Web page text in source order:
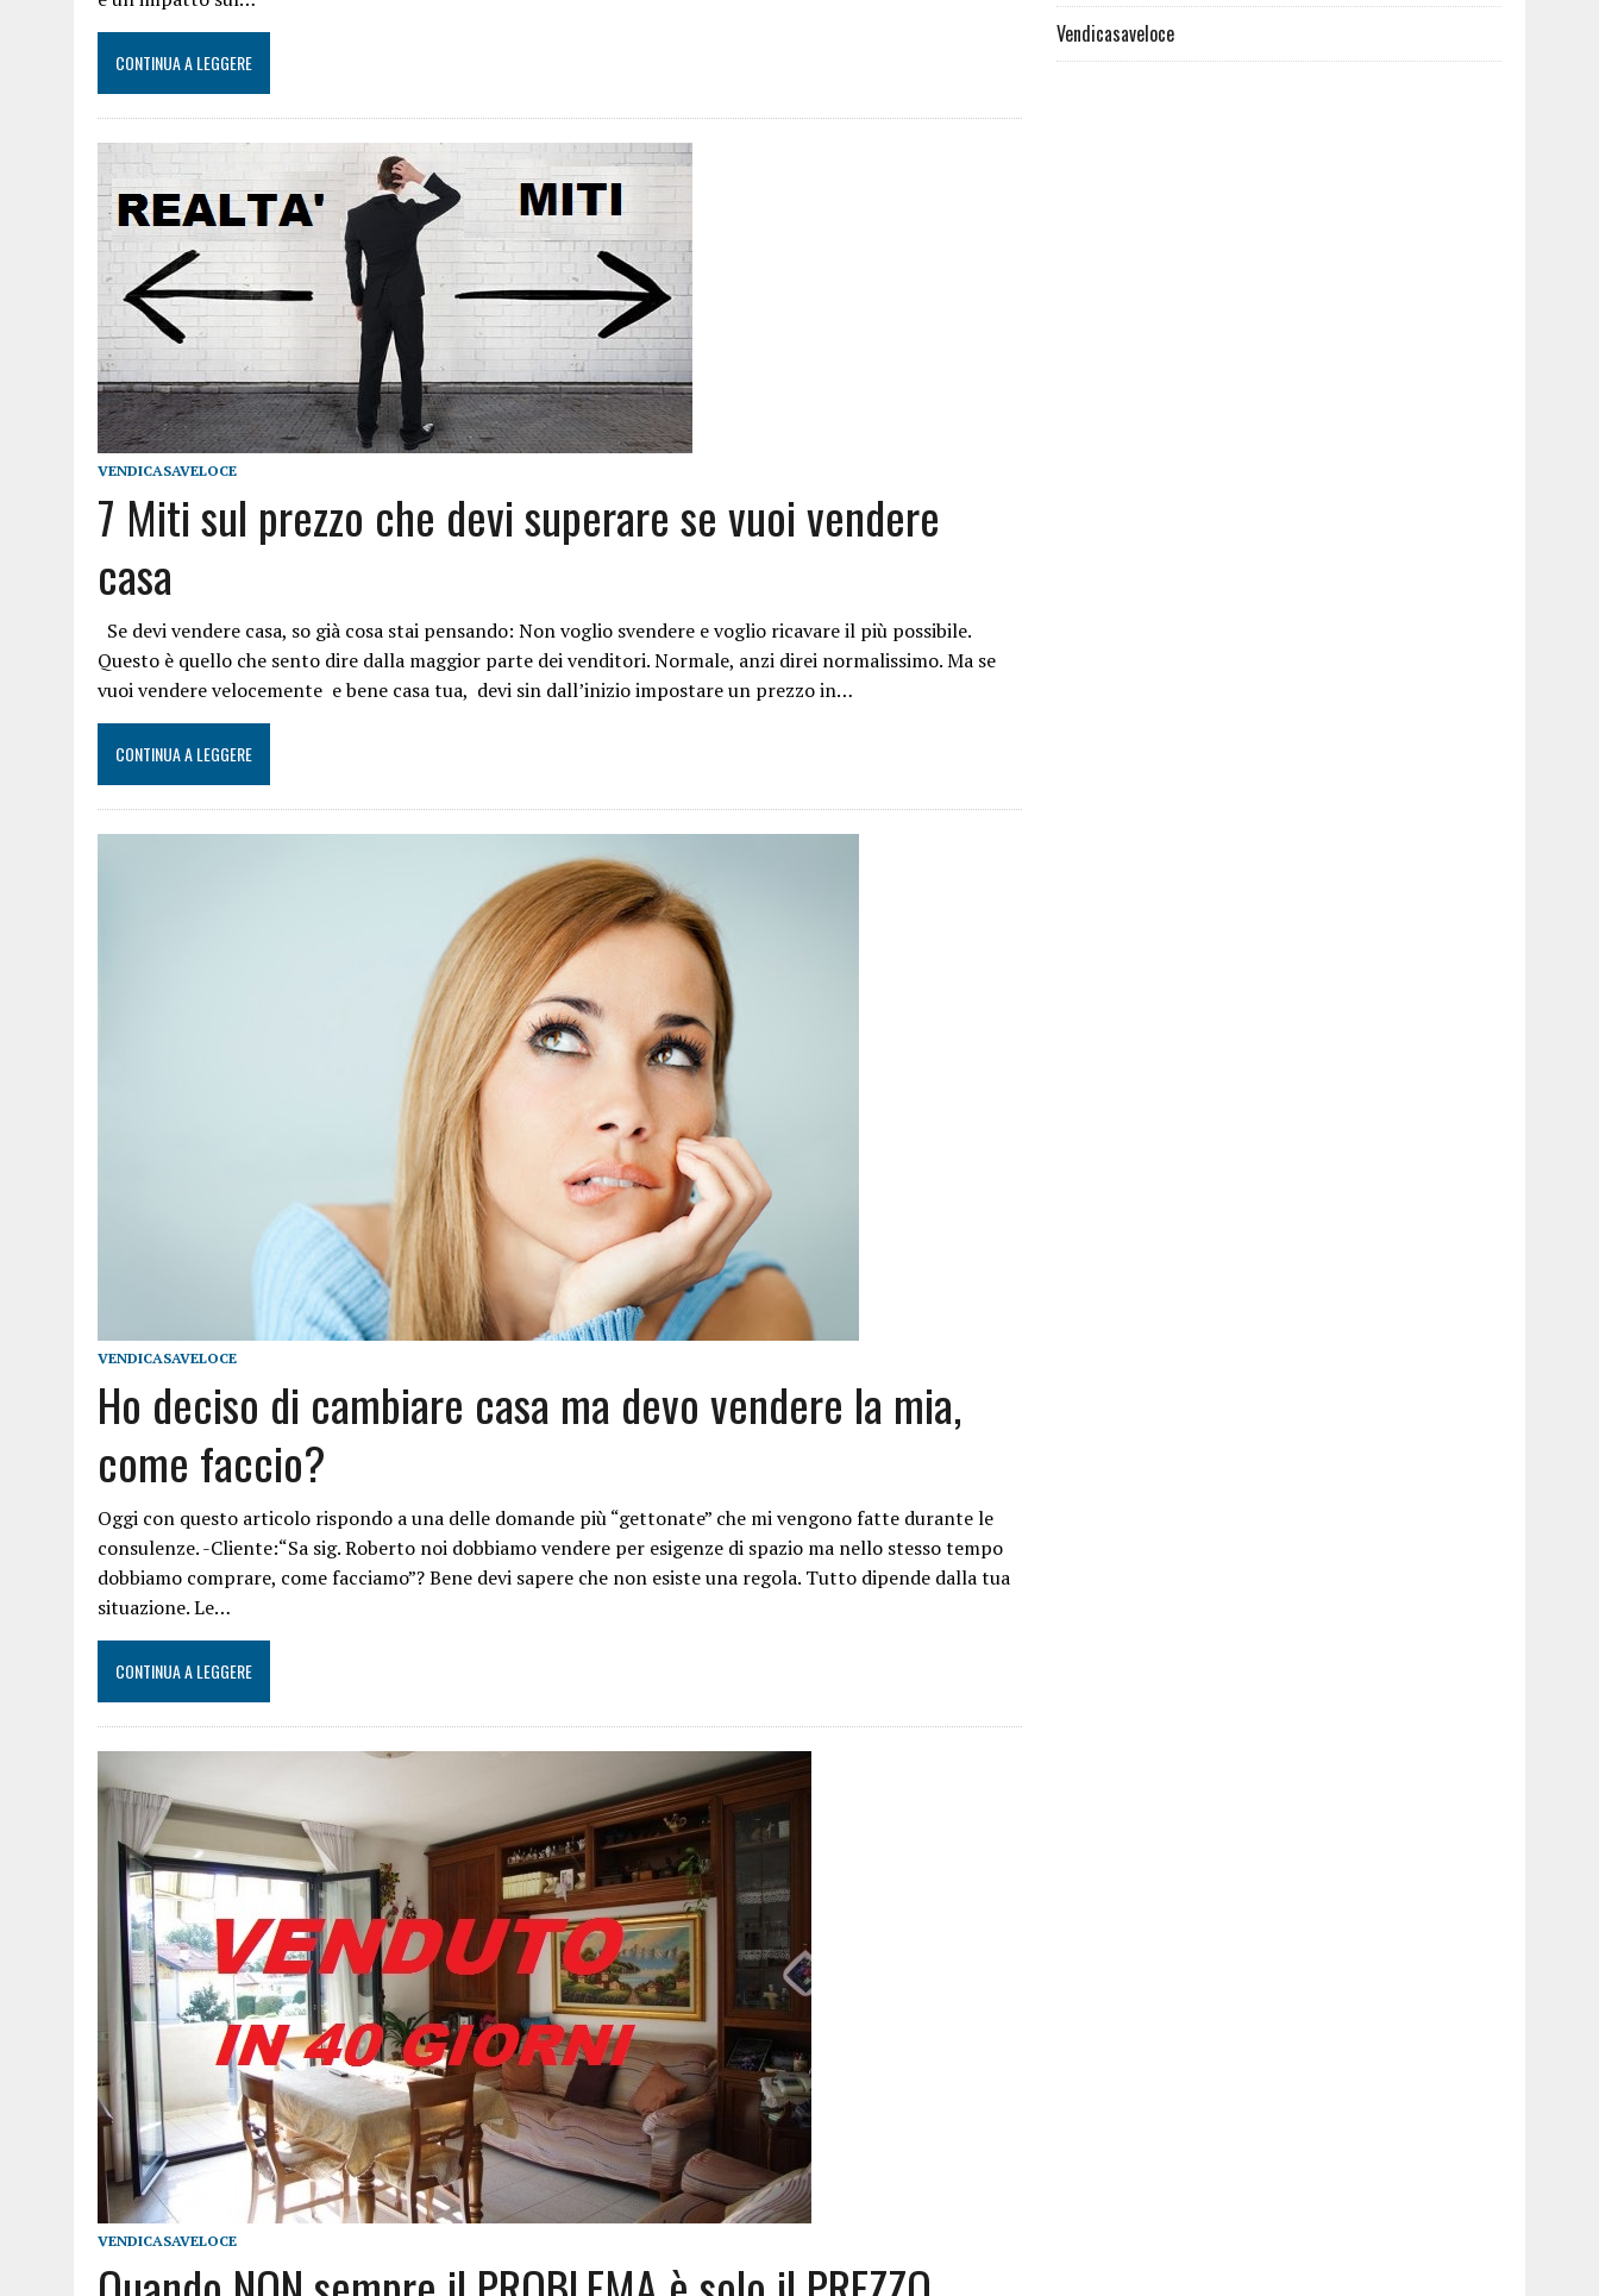
CONTINUA A LEGGERE
VENDICASAVELOCE
7 Miti sul prezzo che devi superare se vuoi vendere
casa
Se devi vendere casa, so già cosa stai pensando: Non voglio svendere e voglio ricavare il più possibile.
Questo è quello che sento dire dalla maggior parte dei venditori. Normale, anzi direi normalissimo. Ma se
vuoi vendere velocemente e bene casa tua, devi sin dall’inizio impostare un prezzo in…
CONTINUA A LEGGERE
VENDICASAVELOCE
Ho deciso di cambiare casa ma devo vendere la mia,
come faccio?
Oggi con questo articolo rispondo a una delle domande più “gettonate” che mi vengono fatte durante le
consulenze. -Cliente:“Sa sig. Roberto noi dobbiamo vendere per esigenze di spazio ma nello stesso tempo
dobbiamo comprare, come facciamo”? Bene devi sapere che non esiste una regola. Tutto dipende dalla tua
situazione. Le…
CONTINUA A LEGGERE
VENDICASAVELOCE
Vendicasaveloce